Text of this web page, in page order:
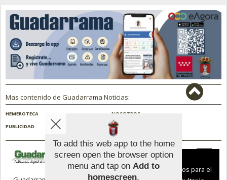
Mas contenido de Guadarrama Noticias:
HEMEROTECA
NOSOTROS
PUBLICIDAD
Aviso sobre el Uso de cookies:
Utilizamos cookies nuestras y de terceros para el
To add this web app to the home
screen open the browser option
menu and tap on Add to
homescreen.